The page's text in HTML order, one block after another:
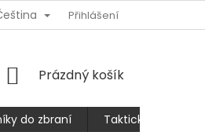
VÝMĚNA ZBOŽÍ
Přihlášení
NÁKUPNÍ
Prázdný košík
do zbraní
Taktické kalhoty